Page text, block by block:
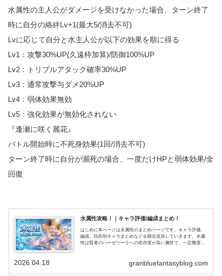
水属性の主人公がダメージを受けなかった場合、ターン終了
時に自分の絡絆Lv+1(最大5/消去不可)
Lvに応じて自分と水主人公が以下の効果を順に得る
Lv1：攻撃30%UP(久遠枠加算)/防御100%UP
Lv2：トリプルアタック確率30%UP
Lv3：通常攻撃与ダメ20%UP
Lv4：弱体効果無効
Lv5：強化効果が無効化されない
『逢瀬に咲く麗花』
バトル開始時に不死身効果(1回/消去不可)
ターン終了時に自分が瀕死の場合、一度だけHPと弱体効果/全
回復
水属性攻略！｜キャラ評価/編成まとめ！
はじめに本ページは水属性のまとめページです。キャラ評価、
編成、目的別キャラまとめなどを順次追加していきます。水属
性は賢者のハーゼリーラへの依存度が高い属性で、一定難度ま
granbluefantasyblog.com
2026.04.18